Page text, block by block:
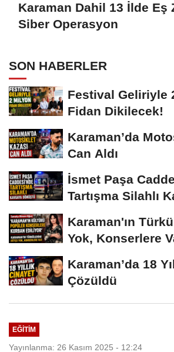
Karaman Dahil 13 İlde Eş
Siber Operasyon
SON HABERLER
Festival Geliriyle
Fidan Dikilecek!
Karaman’da
Can Aldı
İsmet Paşa
Tartışma Silahlı
Karaman'ın
Yok, Konserlere
Karaman’da 18
Çözüldü
EĞITIM
Yayınlanma: 26 Kasım 2025 - 12:24